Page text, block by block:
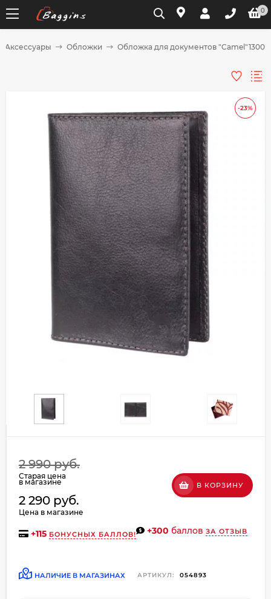
0
Аксессуары Обложки Обложка для документов
-23%
2 990 руб.
Старая цена
в магазине
2 290 руб.
Цена в магазине
В КОРЗИНУ
+115 БОНУСНЫХ БАЛЛОВ! +300 баллов ЗА ОТЗЫВ
НАЛИЧИЕ В МАГАЗИНАХ АРТИКУЛ: 054893
оплатуна части
без переплат
График платежей
Добавляйте товары
в корзину
Оплачивайте сегодня только
% картой любого банка
Получайте товар
выбранный способом
списываться
по25
Подробнее